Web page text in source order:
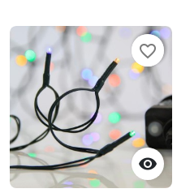

favorite_border
favorite_border